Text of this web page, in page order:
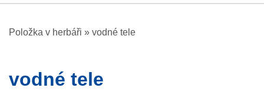
DomůProhlížení
O platformě
Nápověda
KontaktDigitalia
Položka v herbáři » vodné tele
vodné tele